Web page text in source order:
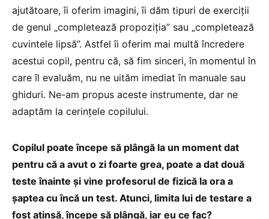
ajutătoare, îi oferim imagini, îi dăm tipuri de exerciții
de genul „completează propoziția” sau „completează
cuvintele lipsă”. Astfel îi oferim mai multă încredere
acestui copil, pentru că, să fim sinceri, în momentul în
care îl evaluăm, nu ne uităm imediat în manuale sau
ghiduri. Ne-am propus aceste instrumente, dar ne
adaptăm la cerințele copilului.
Copilul poate începe să plângă la un moment dat
pentru că a avut o zi foarte grea, poate a dat două
teste înainte și vine profesorul de fizică la ora a
șaptea cu încă un test. Atunci, limita lui de testare a
fost atinsă, începe să plângă, iar eu ce fac?